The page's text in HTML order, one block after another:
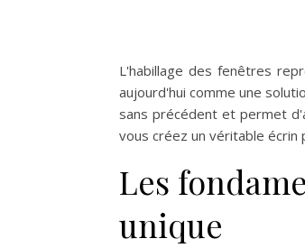
L'habillage des fenêtres
aujourd'hui comme une
sans précédent et permet
vous créez un véritable
Les
unique